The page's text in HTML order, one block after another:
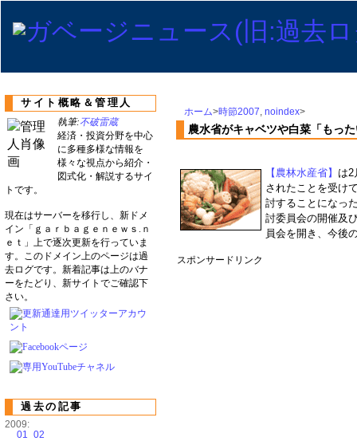
ホーム>時節2007, noindex>
農水省がキャベツや白菜「もっ
【農林水産省】 は2
されたことを受け
討することになっ
討委員会の開催及
員会を開き、今後
スポンサードリンク
サイト概略＆管理人
執筆:不破雷蔵
経済・投資分野を中心
に多種多様な情報を
様々な視点から紹介・
図式化・解説するサイ
トです。
現在はサーバーを移行し、新ドメ
イン「ｇａｒｂａｇｅｎｅｗｓ.ｎ
ｅｔ」上で逐次更新を行っていま
す。このドメイン上のページは過
去ログです。新着記事は上のバナ
ーをたどり、新サイトでご確認下
さい。
過去の記事
2009:
01 02